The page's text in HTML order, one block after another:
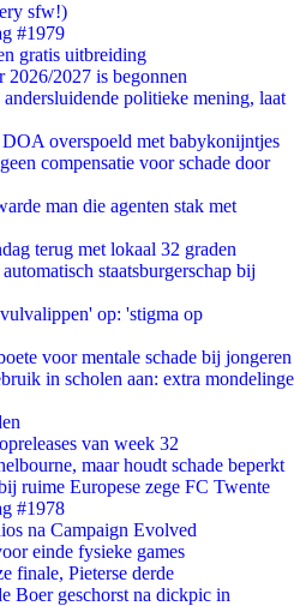
sfw!)
#1979
gratis uitbreiding
2027 is begonnen
andersluidende politieke mening, laat
overspoeld met babykonijntjes
compensatie voor schade door
man die agenten stak met
terug met lokaal 32 graden
staatsburgerschap bij
op: 'stigma op
voor mentale schade bij jongeren
in scholen aan: extra mondelinge
van week 32
maar houdt schade beperkt
ruime Europese zege FC Twente
#1978
na Campaign Evolved
einde fysieke games
finale, Pieterse derde
Boer geschorst na dickpic in